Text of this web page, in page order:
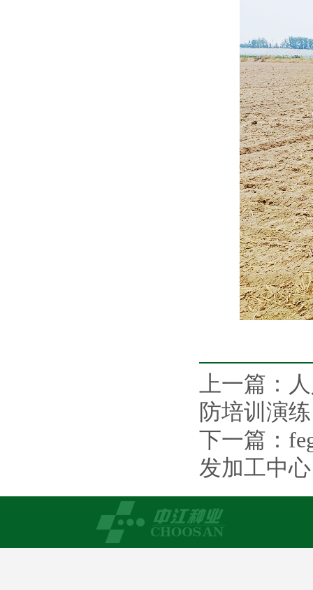
上一篇：
防培训演练
下一篇：
发加工中心